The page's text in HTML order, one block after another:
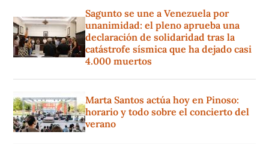
Sagunto se une a Venezuela por
unanimidad: el pleno aprueba una
declaración de solidaridad tras la
catástrofe sísmica que ha dejado casi
4.000 muertos
Marta Santos actúa hoy en Pinoso:
horario y todo sobre el concierto del
verano